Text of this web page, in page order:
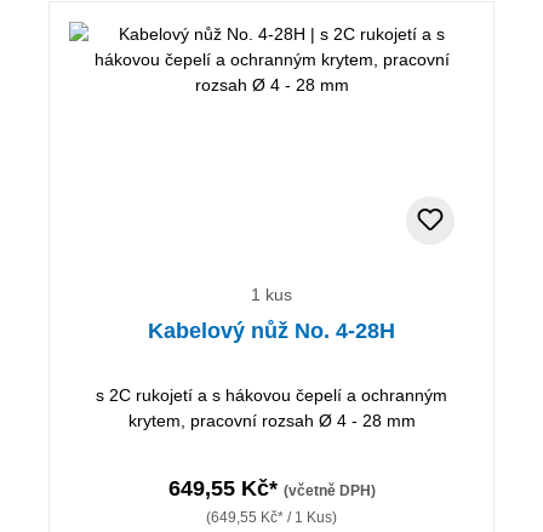
1 kus
Kabelový nůž No. 4-28H
s 2C rukojetí a s hákovou čepelí a ochranným
krytem, pracovní rozsah Ø 4 - 28 mm
649,55 Kč* (včetně DPH)
(649,55 Kč* / 1 Kus)